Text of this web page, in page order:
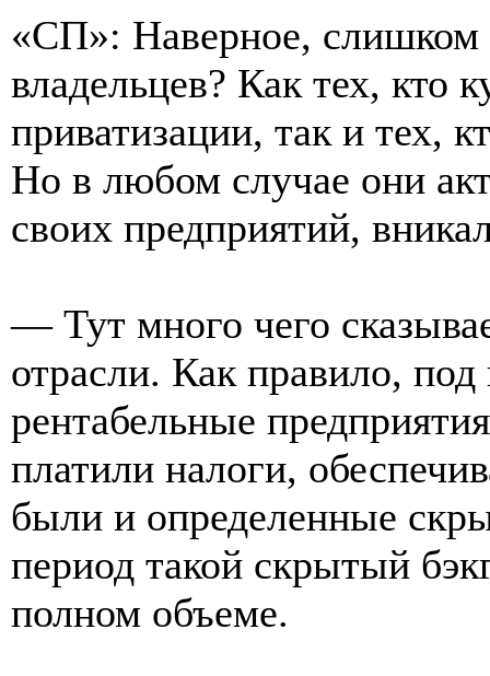
«СП»: Наверное, слишком
владельцев? Как тех, кто
приватизации, так и тех,
Но в любом случае они
своих предприятий,
— Тут много чего
отрасли. Как правило,
рентабельные
платили налоги,
были и определенные
период такой скрытый
полном объеме.